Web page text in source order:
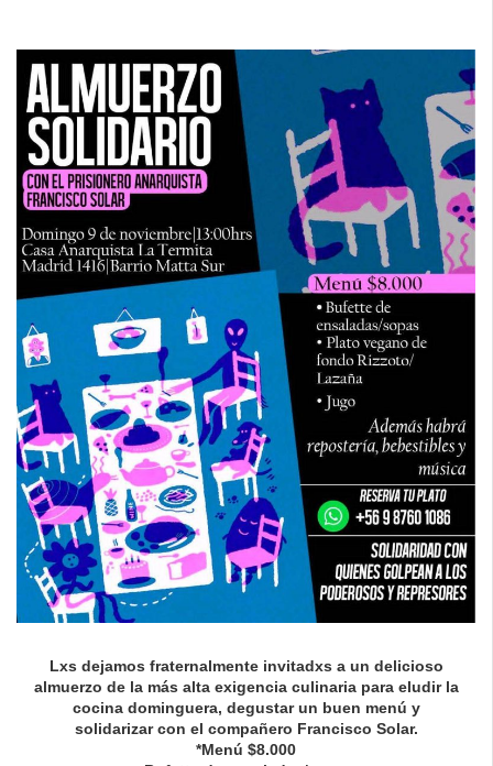
Lxs dejamos fraternalmente invitadxs a un delicioso
almuerzo de la más alta exigencia culinaria para eludir la
cocina dominguera, degustar un buen menú y
solidarizar con el compañero Francisco Solar.
*Menú $8.000